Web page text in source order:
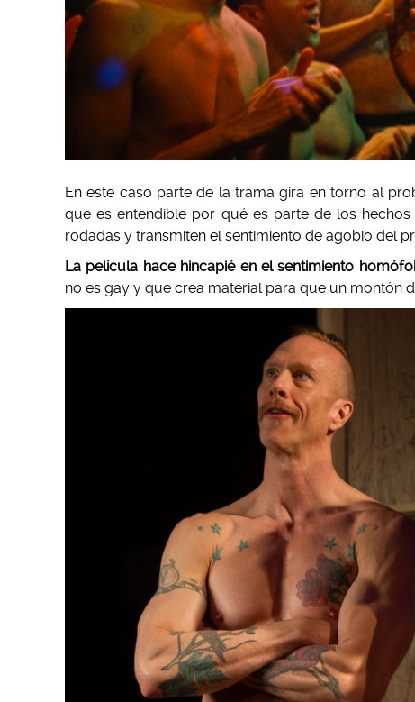
En este caso parte de la trama gira en torno al
que es entendible por qué es parte de los
rodadas y transmiten el sentimiento de agobio del
La película hace hincapié en el sentimiento
no es gay y que crea material para que un montón